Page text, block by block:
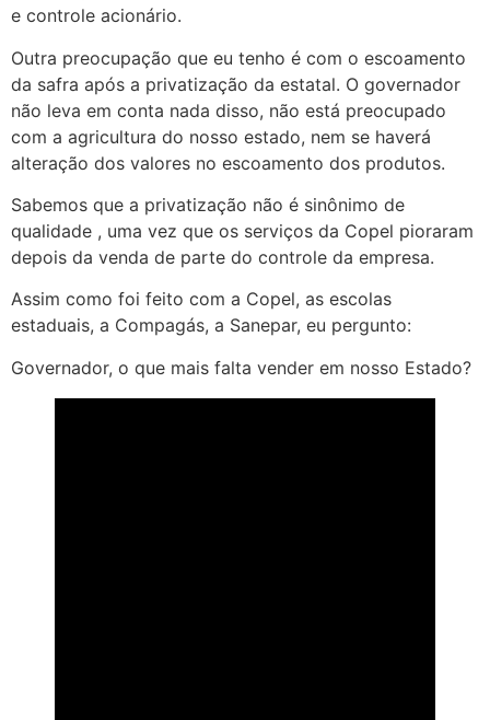
e controle acionário.
Outra preocupação que eu tenho é com o escoamento
da safra após a privatização da estatal. O governador
não leva em conta nada disso, não está preocupado
com a agricultura do nosso estado, nem se haverá
alteração dos valores no escoamento dos produtos.
Sabemos que a privatização não é sinônimo de
qualidade , uma vez que os serviços da Copel pioraram
depois da venda de parte do controle da empresa.
Assim como foi feito com a Copel, as escolas
estaduais, a Compagás, a Sanepar, eu pergunto:
Governador, o que mais falta vender em nosso Estado?